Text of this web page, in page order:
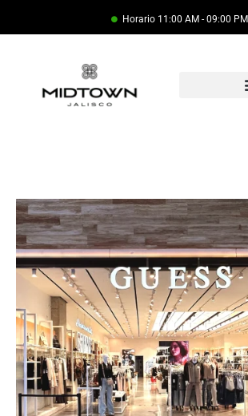
Horario 11:00 AM - 09:00 PM